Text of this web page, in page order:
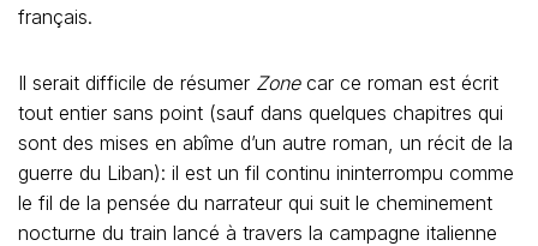
français.
Il serait difficile de résumer Zonecar ce roman est écrit
tout entier sans point (sauf dans quelques chapitres qui
sont des mises en abîme d’un autre roman, un récit de la
guerre du Liban): il est un fil continu ininterrompu comme
le fil de la pensée du narrateur qui suit le cheminement
nocturne du train lancé à travers la campagne italienne